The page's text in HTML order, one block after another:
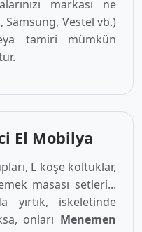
markası ne
Vestel vb.)
tamiri mümkün
El Mobilya
L köşe koltuklar,
masası setleri...
yırtık, iskeletinde
onları Menemen